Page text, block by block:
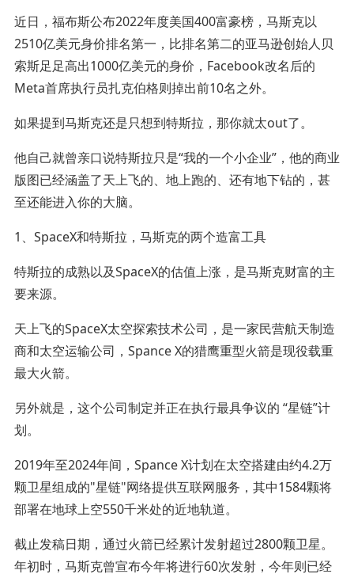
近日，福布斯公布2022年度美国400富豪榜，马斯克以
2510亿美元身价排名第一，比排名第二的亚马逊创始人贝
索斯足足高出1000亿美元的身价，Facebook改名后的
Meta首席执行员扎克伯格则掉出前10名之外。
如果提到马斯克还是只想到特斯拉，那你就太out了。
他自己就曾亲口说特斯拉只是“我的一个小企业”，他的商业
版图已经涵盖了天上飞的、地上跑的、还有地下钻的，甚
至还能进入你的大脑。
1、SpaceX和特斯拉，马斯克的两个造富工具
特斯拉的成熟以及SpaceX的估值上涨，是马斯克财富的主
要来源。
天上飞的SpaceX太空探索技术公司，是一家民营航天制造
商和太空运输公司，Spance X的猎鹰重型火箭是现役载重
最大火箭。
另外就是，这个公司制定并正在执行最具争议的 “星链”计
划。
2019年至2024年间，Spance X计划在太空搭建由约4.2万
颗卫星组成的"星链"网络提供互联网服务，其中1584颗将
部署在地球上空550千米处的近地轨道。
截止发稿日期，通过火箭已经累计发射超过2800颗卫星。
年初时，马斯克曾宣布今年将进行60次发射，今年则已经